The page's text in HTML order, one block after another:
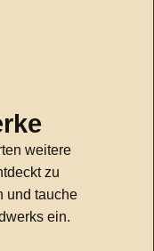
weitere
zu
und tauche
ein.